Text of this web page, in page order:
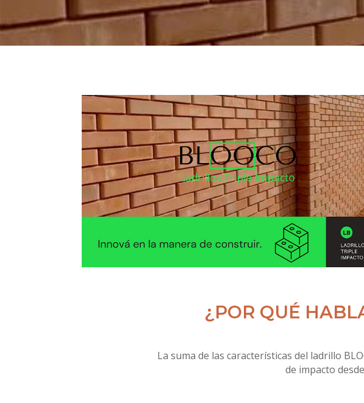
¿POR QUÉ
La suma de las características del ladrillo
de impacto